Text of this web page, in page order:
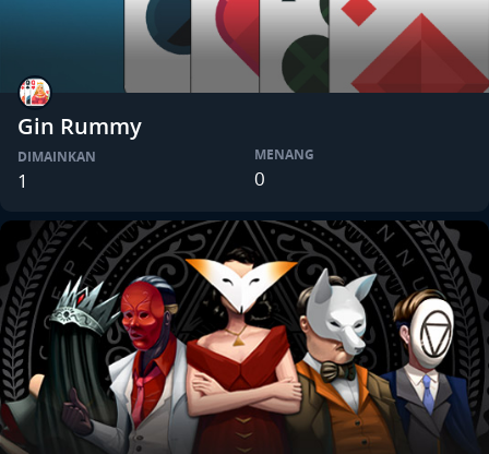
Gin Rummy
DIMAINKAN
1
MENANG
0